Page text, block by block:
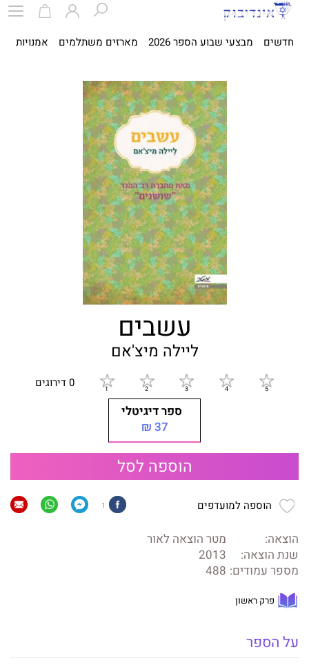
חדשים מבצעי שבוע הספר 2026 מארזים משתלמים אמנויות
עשבים
ליילה מיצ'אם
0 דירוגים
ספר דיגיטלי
37 ₪
הוספה לסל
הוספה למועדפים 1
הוצאה:
מטר הוצאה לאור
שנת הוצאה:
2013
מספר עמודים: 488
פרק ראשון
על הספר